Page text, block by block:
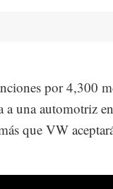
por 4,300
a una automotriz
que VW